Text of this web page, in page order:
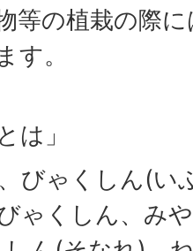
等の植栽の際
す。
は」
びゃくしん(い
ゃくしん、み